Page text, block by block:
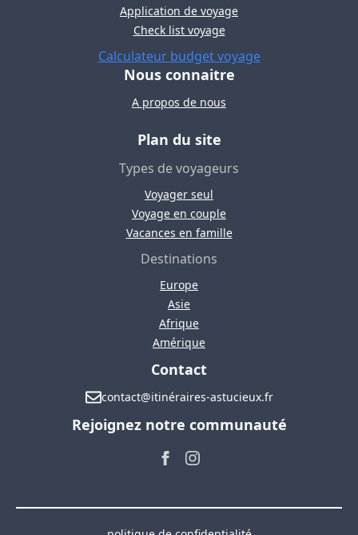
Application de voyage
Check list voyage
Calculateur budget voyage
Nous connaitre
A propos de nous
Plan du site
Types de voyageurs
Voyager seul
Voyage en couple
Vacances en famille
Destinations
Europe
Asie
Afrique
Amérique
Contact
contact@itinéraires-astucieux.fr
Rejoignez notre communauté